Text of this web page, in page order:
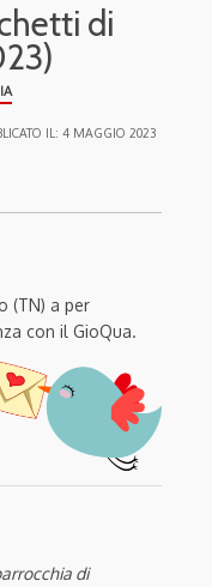
di
IL: 4 MAGGIO 2023
(TN) a per
con il GioQua.
di